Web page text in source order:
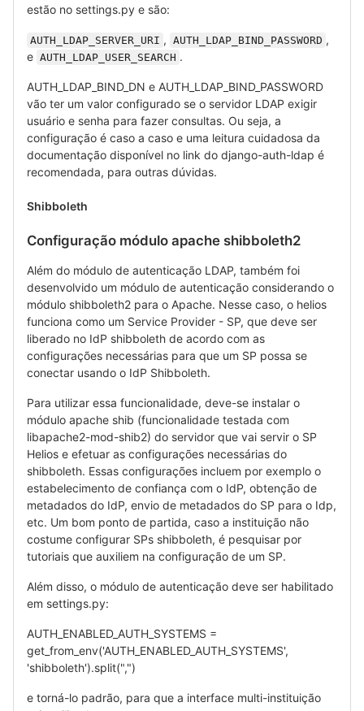
estão no settings.py e são:
AUTH_LDAP_SERVER_URI , AUTH_LDAP_BIND_PASSWORD ,
e AUTH_LDAP_USER_SEARCH .
AUTH_LDAP_BIND_DN e AUTH_LDAP_BIND_PASSWORD
vão ter um valor configurado se o servidor LDAP exigir
usuário e senha para fazer consultas. Ou seja, a
configuração é caso a caso e uma leitura cuidadosa da
documentação disponível no link do django-auth-ldap é
recomendada, para outras dúvidas.
Shibboleth
Configuração módulo apache shibboleth2
Além do módulo de autenticação LDAP, também foi
desenvolvido um módulo de autenticação considerando o
módulo shibboleth2 para o Apache. Nesse caso, o helios
funciona como um Service Provider - SP, que deve ser
liberado no IdP shibboleth de acordo com as
configurações necessárias para que um SP possa se
conectar usando o IdP Shibboleth.
Para utilizar essa funcionalidade, deve-se instalar o
módulo apache shib (funcionalidade testada com
libapache2-mod-shib2) do servidor que vai servir o SP
Helios e efetuar as configurações necessárias do
shibboleth. Essas configurações incluem por exemplo o
estabelecimento de confiança com o IdP, obtenção de
metadados do IdP, envio de metadados do SP para o Idp,
etc. Um bom ponto de partida, caso a instituição não
costume configurar SPs shibboleth, é pesquisar por
tutoriais que auxiliem na configuração de um SP.
Além disso, o módulo de autenticação deve ser habilitado
em settings.py:
AUTH_ENABLED_AUTH_SYSTEMS =
get_from_env('AUTH_ENABLED_AUTH_SYSTEMS',
'shibboleth').split(",")
e torná-lo padrão, para que a interface multi-instituição